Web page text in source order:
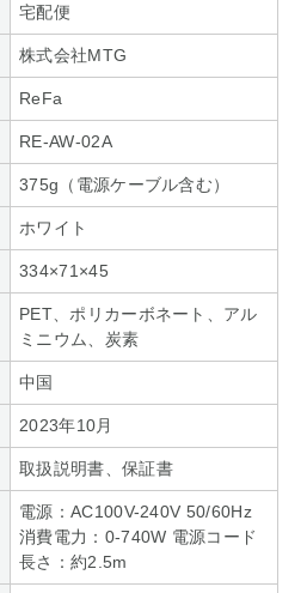
宅配便
株式会社MTG
ReFa
RE-AW-02A
375g（電源ケーブル含む）
ホワイト
334×71×45
PET、ポリカーボネート、アル
ミニウム、炭素
中国
2023年10月
取扱説明書、保証書
電源：AC100V-240V 50/60Hz
消費電力：0-740W 電源コード
長さ：約2.5m